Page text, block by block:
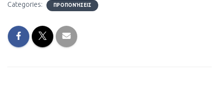
Categories: ΠΡΟΠΟΝΉΣΕΙΣ